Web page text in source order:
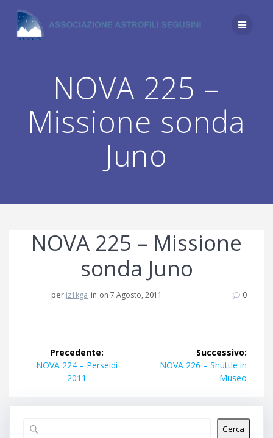
contenuto
NOVA 225 –
Missione sonda
Juno
NOVA 225 – Missione
sonda Juno
per iz1kga in on 7 Agosto, 2011 0
Navigazione
articoli
Precedente:
Articolo
precedente:
NOVA 224 – Perseidi
2011
Successivo:
Articolo
NOVA 226 – Shuttle in
Museo
Cerca